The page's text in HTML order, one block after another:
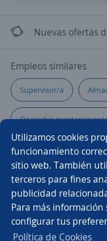
Utilizamos cookies
funcionamiento
sitio web. También
terceros para fines
publicidad
Para más información
configurar tus
Política de Cookies
Nuevas ofertas
Empleos similares
Supervisor/a
Operador
Operador/a logístico
Operador/a de cctv
Limpieza
Técnico/a en seguridad e
Buscar
CT App